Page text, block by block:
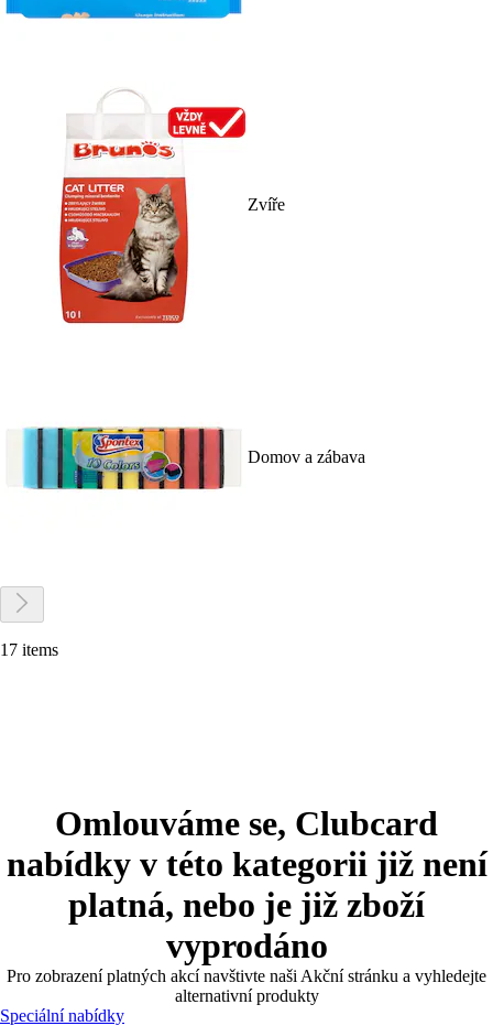
Zvíře
Domov a zábava
17 items
Omlouváme se, Clubcard
nabídky v této kategorii již není
platná, nebo je již zboží
vyprodáno
Pro zobrazení platných akcí navštivte naši Akční stránku a vyhledejte
alternativní produkty
Speciální nabídky